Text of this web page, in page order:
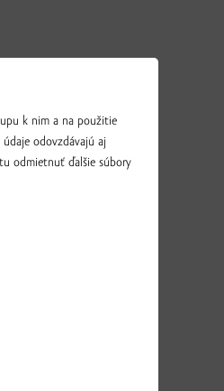
k nim a na použitie
odovzdávajú aj
odmietnuť ďalšie súbory